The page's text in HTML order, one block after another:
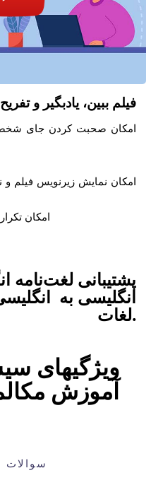
فیلم ببین، یادبگیر و
امکان صحبت کردن جای
امکان نمایش زیرنویس فیلم و
امکان
پشتیبانی لغت‌نامه
انگلیسی به
لغات.
ویژگیهای
آموزش
سوالات